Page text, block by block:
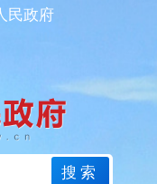
民政府
搜索